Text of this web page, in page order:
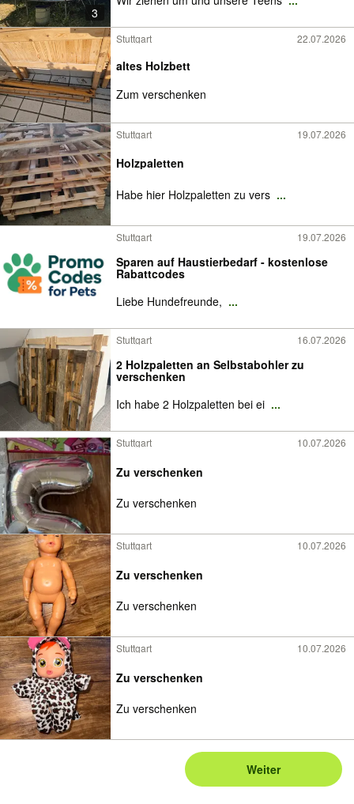
3
Stuttgart 22.07.2026
altes Holzbett
Zum verschenken
Stuttgart 19.07.2026
Holzpaletten
Habe hier Holzpaletten zu vers ...
Stuttgart 19.07.2026
Sparen auf Haustierbedarf - kostenlose
Rabattcodes
Liebe Hundefreunde, ...
Stuttgart 16.07.2026
2 Holzpaletten an Selbstabohler zu
verschenken
Ich habe 2 Holzpaletten bei ei ...
Stuttgart 10.07.2026
Zu verschenken
Zu verschenken
Stuttgart 10.07.2026
Zu verschenken
Zu verschenken
Stuttgart 10.07.2026
Zu verschenken
Zu verschenken
Weiter